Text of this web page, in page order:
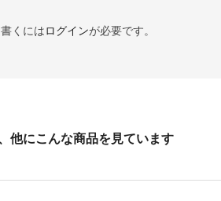
くにはログインが必要です。
他にこんな商品を見ています